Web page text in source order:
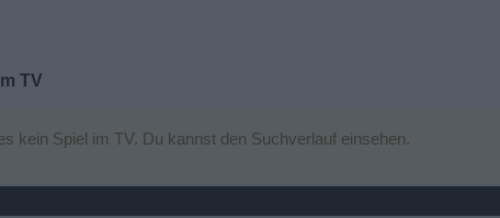
TV
kein Spiel im TV. Du kannst den Suchverlauf einsehen.